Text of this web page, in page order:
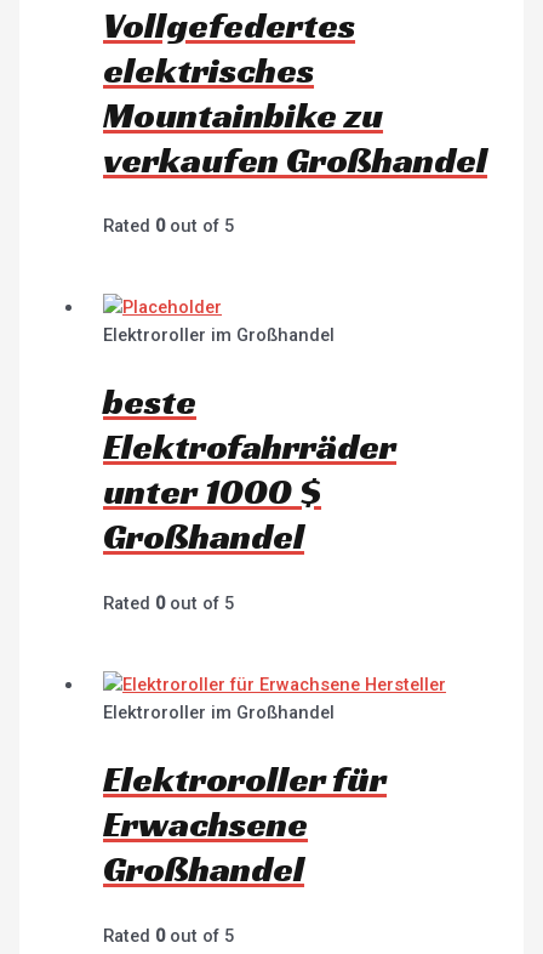
Vollgefedertes
elektrisches
Mountainbike zu
verkaufen Großhandel
Rated 0out of 5
Elektroroller im Großhandel
beste
Elektrofahrräder
unter 1000 $
Großhandel
Rated 0out of 5
Elektroroller im Großhandel
Elektroroller für
Erwachsene
Großhandel
Rated 0out of 5